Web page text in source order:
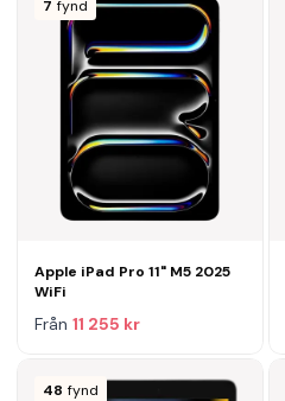
7 fynd
Apple iPad Pro 11" M5 2025
WiFi
Från 11 255 kr
48 fynd